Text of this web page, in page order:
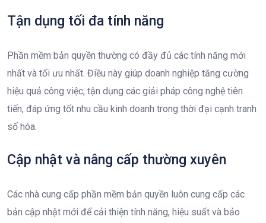
Tận dụng tối đa tính năng
Phần mềm bản quyền thường có đầy đủ các tính năng mới
nhất và tối ưu nhất. Điều này giúp doanh nghiệp tăng cường
hiệu quả công việc, tận dụng các giải pháp công nghệ tiên
tiến, đáp ứng tốt nhu cầu kinh doanh trong thời đại cạnh tranh
số hóa.
Cập nhật và nâng cấp thường xuyên
Các nhà cung cấp phần mềm bản quyền luôn cung cấp các
bản cập nhật mới để cải thiện tính năng, hiệu suất và bảo